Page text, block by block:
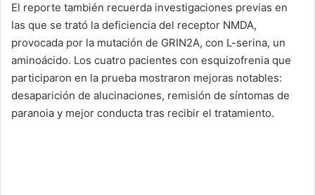
El reporte también recuerda investigaciones previas en
las que se trató la deficiencia del receptor NMDA,
provocada por la mutación de GRIN2A, con L-serina, un
aminoácido. Los cuatro pacientes con esquizofrenia que
participaron en la prueba mostraron mejoras notables:
desaparición de alucinaciones, remisión de síntomas de
paranoia y mejor conducta tras recibir el tratamiento.